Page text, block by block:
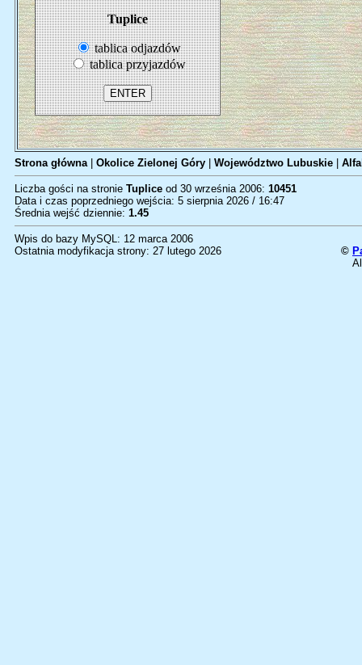
Tuplice
tablica odjazdów
tablica przyjazdów
Strona główna| Okolice Zielonej Góry Województwo Lubuskie
Liczba gości na stronie Tuplice od 30 września 2006: 10451
Data i czas poprzedniego wejścia: 5 sierpnia 2026 / 16:47
Średnia wejść dziennie: 1.45
Wpis do bazy MySQL: 12 marca 2006
Ostatnia modyfikacja strony: 27 lutego 2026
©